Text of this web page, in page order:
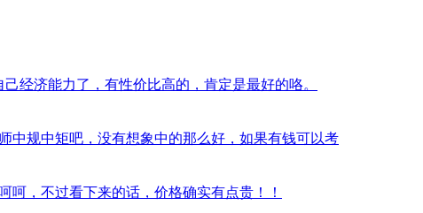
经济能力了，有性价比高的，肯定是最好的咯。
中规中矩吧，没有想象中的那么好，如果有钱可以考
呵，不过看下来的话，价格确实有点贵！！